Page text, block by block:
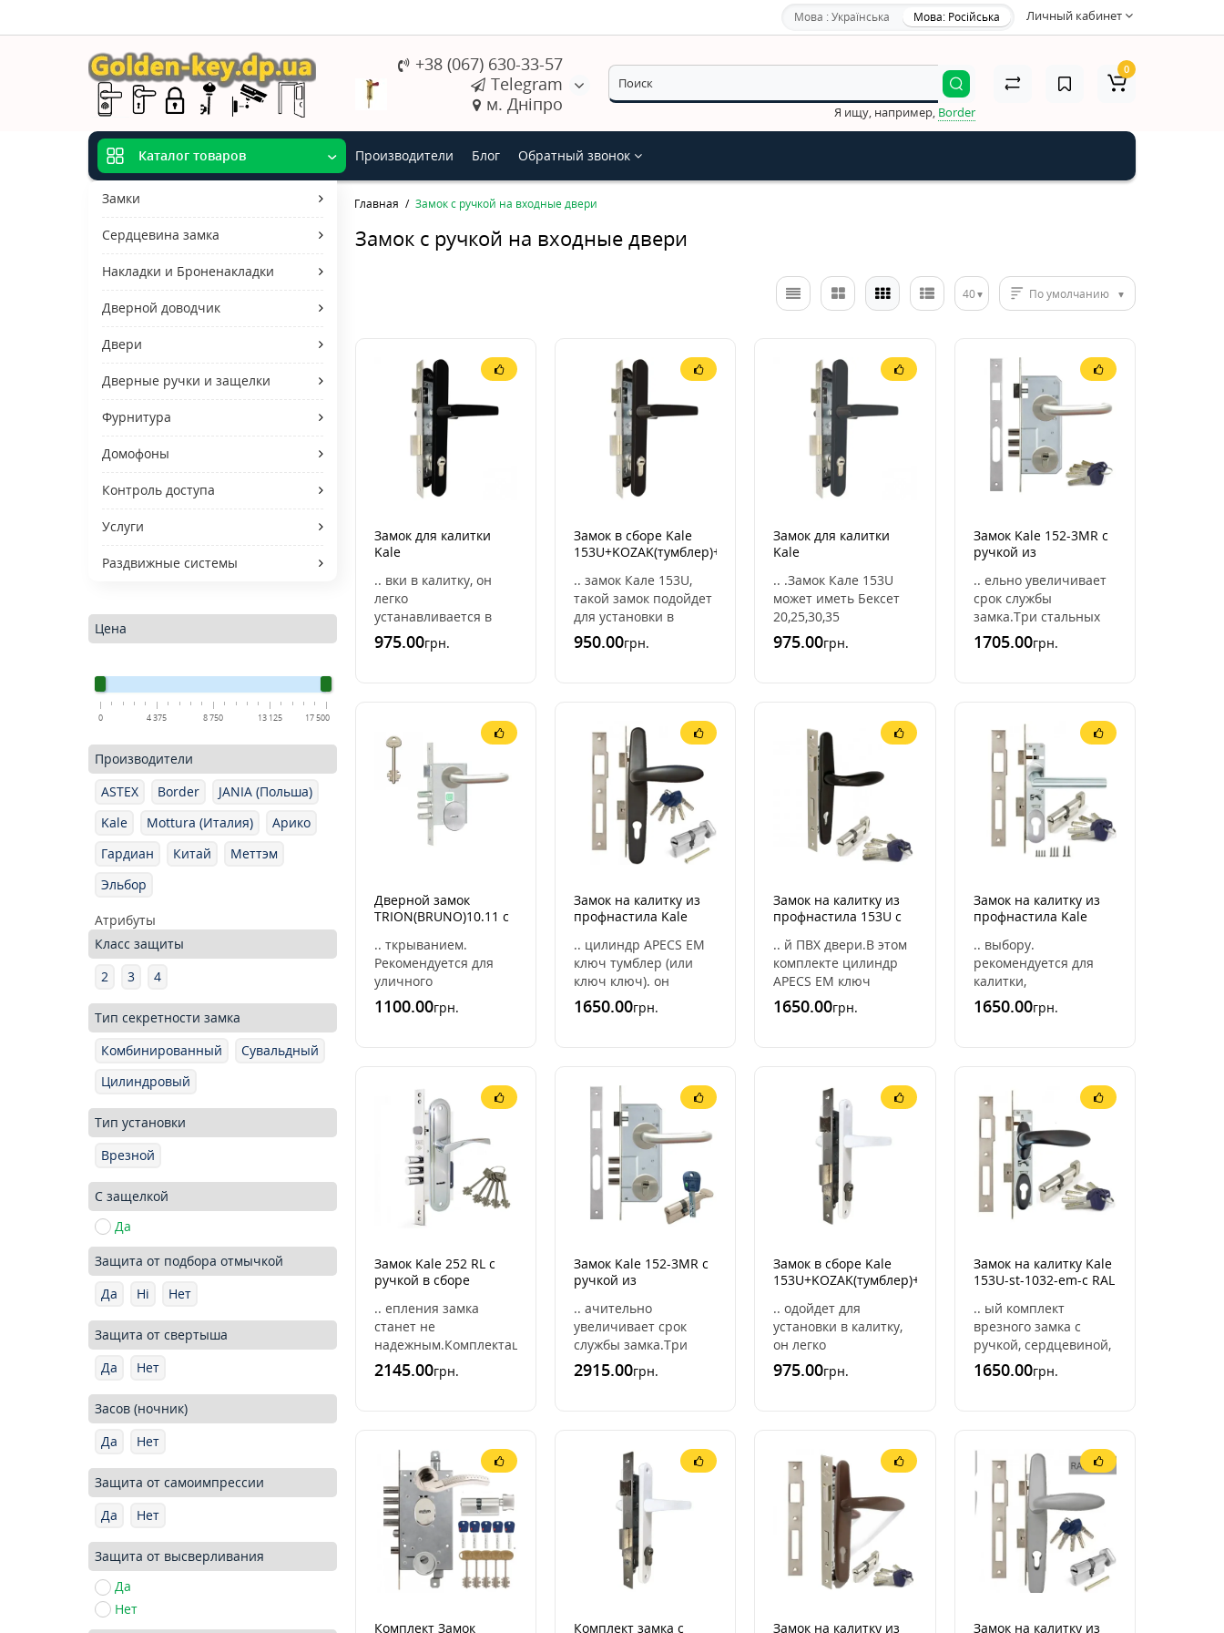
Личный кабинет
Мова : Українська Мова: Російська
+38 (067) 630-33-57
Telegram
м. Дніпро
Я ищу, например, Border
0
Каталог товаров
Замки
Сердцевина замка
Накладки и Броненакладки
Дверной доводчик
Двери
Дверные ручки и защелки
Фурнитура
Домофоны
Контроль доступа
Услуги
Раздвижные системы
Производители Блог Обратный звонок
Главная Замок с ручкой на входные двери
Цена
0 4 375 8 750 13 125 17 500
Производители
ASTEX
Border
JANIA (Польша)
Kale
Mottura (Италия)
Арико
Гардиан
Китай
Меттэм
Эльбор
Атрибуты
Класс защиты
2
3 4
Тип секретности замка
Комбинированный
Сувальдный
Цилиндровый
Тип установки
Врезной
С защелкой
Да
Защита от подбора отмычкой
Да
Ні Нет
Защита от свертыша
Да
Нет
Засов (ночник)
Да
Нет
Защита от самоимпрессии
Да
Нет
Защита от высверливания
Да
Нет
Замок с ручкой на входные двери
40 По умолчанию
Замок для калитки
Kale
[Черный RAL9005]
.. вки в калитку, он
легко
устанавливается в
профильную трубу,
35/35, 20/40 или 40/60.
975.00грн.
Замок в сборе Kale
153U+KOZAK(тумблер)+UZK(коричневая)
.. замок Кале 153U,
такой замок подойдет
для установки в
калитку, он легко
устанавливается в
950.00грн.
Замок для калитки
Kale
[графит RAL7016]
.. .Замок Кале 153U
может иметь Бексет
20,25,30,35
мм. Изменяя эти
параметры вы можете
975.00грн.
Замок Kale 152-3MR с
ручкой из
(+цилиндр Apecs EM)
.. ельно увеличивает
срок службы
замка.Три стальных
хромированных
ригеля диаметром 12
1705.00грн.
Дверной замок
TRION(BRUNO)10.11 с
нержавеющей стали
USK
.. ткрыванием.
Рекомендуется для
уличного
использования..
ЗАМОК НА ЗАМЕНУ
1100.00грн.
Замок на калитку из
профнастила Kale
7016 [Антрацитово-
серый] (комплект)
.. цилиндр APECS EM
ключ тумблер (или
ключ ключ). он
открывается и
закрывается снаружи
1650.00грн.
Замок на калитку из
профнастила 153U с
[черный] (комплект)
.. й ПВХ двери.В этом
комплекте цилиндр
APECS EM ключ
тумблер (или ключ
ключ). он открывается
1650.00грн.
Замок на калитку из
профнастила Kale
с+ручки 101
(нержавеющая сталь)
.. выбору.
рекомендуется для
калитки,
металлической
,деревянной и
APEC ..
1650.00грн.
Замок Kale 252 RL с
ручкой в сборе
.. епления замка
станет не
надежным.Комплектация:Замок
КАЛЕ 252 RL Ключи
латунные 5 штук (без
2145.00грн.
Замок Kale 152-3MR с
ручкой из
(+цилиндр mul-t-lock
Integrator)
.. ачительно
увеличивает срок
службы замка.Три
стальных
хромированных
2915.00грн.
Замок в сборе Kale
153U+KOZAK(тумблер)+UZK(белая)
.. одойдет для
установки в калитку,
он легко
устанавливается в
профильную трубу,
975.00грн.
Замок на калитку Kale
153U-st-1032-em-c RAL
.. ый комплект
врезного замка с
ручкой, сердцевиной,
и накладкой на
ключевое отверстие,
1650.00грн.
Комплект Замок
Комплект замка с
Замок на калитку из
Замок на калитку из